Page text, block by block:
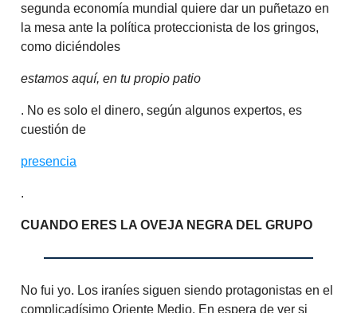
segunda economía mundial quiere dar un puñetazo en
la mesa ante la política proteccionista de los gringos,
como diciéndoles
estamos aquí, en tu propio patio
. No es solo el dinero, según algunos expertos, es
cuestión de
presencia
.
CUANDO ERES LA OVEJA NEGRA DEL GRUPO
No fui yo. Los iraníes siguen siendo protagonistas en el
complicadísimo Oriente Medio. En espera de ver si